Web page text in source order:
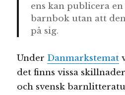
ens kan publicera
barnbok utan att
på sig.
Under Danmarkstemat
det finns vissa
och svensk